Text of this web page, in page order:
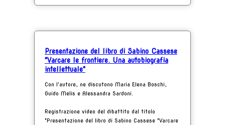
Presentazione del libro di Sabino Cassese
"Varcare le frontiere. Una autobiografia
intellettuale"
Con l'autore, ne discutono Maria Elena Boschi,
Guido Melis e Alessandra Sardoni.
Registrazione video del dibattito dal titolo
"Presentazione del libro di Sabino Cassese "Varcare